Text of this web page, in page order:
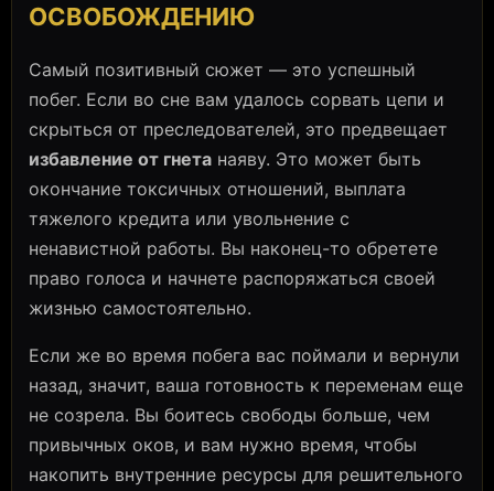
ОСВОБОЖДЕНИЮ
Самый позитивный сюжет — это успешный
побег. Если во сне вам удалось сорвать цепи и
скрыться от преследователей, это предвещает
избавление от гнета наяву. Это может быть
окончание токсичных отношений, выплата
тяжелого кредита или увольнение с
ненавистной работы. Вы наконец-то обретете
право голоса и начнете распоряжаться своей
жизнью самостоятельно.
Если же во время побега вас поймали и вернули
назад, значит, ваша готовность к переменам еще
не созрела. Вы боитесь свободы больше, чем
привычных оков, и вам нужно время, чтобы
накопить внутренние ресурсы для решительного